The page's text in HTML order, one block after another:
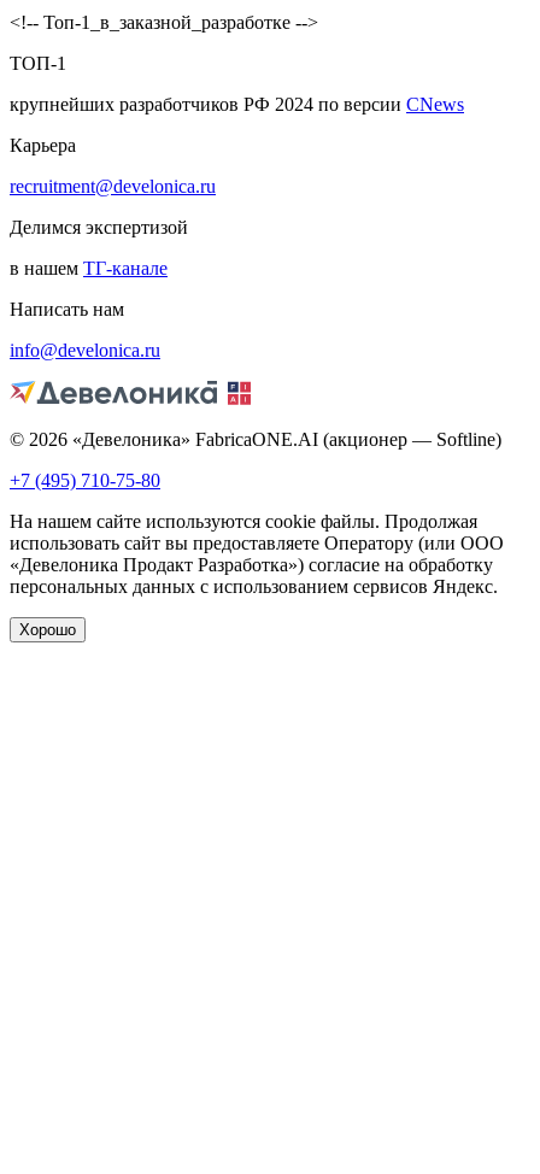
<!-- Топ-1_в_заказной_разработке -->
ТОП-1
крупнейших разработчиков РФ 2024 по версии CNews
Карьера
recruitment@develonica.ru
Делимся экспертизой
в нашем ТГ-канале
Написать нам
info@develonica.ru
© 2026 «Девелоника» FabricaONE.AI (акционер — Softline)
+7 (495) 710-75-80
На нашем сайте используются cookie файлы. Продолжая
использовать сайт вы предоставляете Оператору (или ООО
«Девелоника Продакт Разработка») согласие на обработку
персональных данных с использованием сервисов Яндекс.
Хорошо